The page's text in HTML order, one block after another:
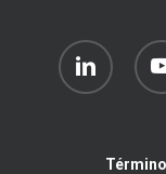
linkedin